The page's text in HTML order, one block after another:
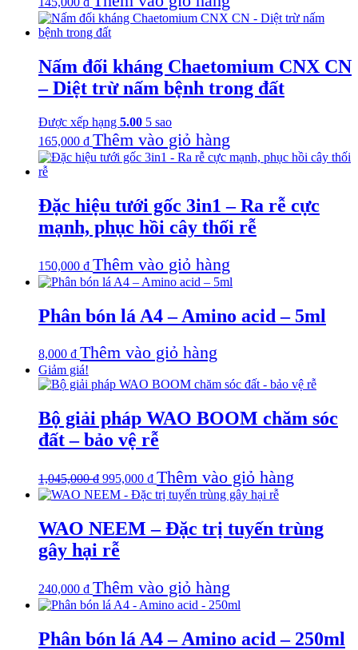
Nấm đối kháng Chaetomium CNX CN
– Diệt trừ nấm bệnh trong đất
Được xếp hạng 5.00 5 sao
165,000 ₫ Thêm vào giỏ hàng
Đặc hiệu tưới gốc 3in1 – Ra rễ cực
mạnh, phục hồi cây thối rễ
150,000 ₫ Thêm vào giỏ hàng
Phân bón lá A4 – Amino acid – 5ml
8,000 ₫ Thêm vào giỏ hàng
Giảm giá!
Bộ giải pháp WAO BOOM chăm sóc
đất – bảo vệ rễ
1,045,000₫ Giá
gốc
là:
995,000 ₫Giá
hiện
tại
995,000 ₫.
Thêm vào giỏ hàng
WAO NEEM – Đặc trị tuyến trùng
gây hại rễ
240,000 ₫ Thêm vào giỏ hàng
Phân bón lá A4 – Amino acid – 250ml